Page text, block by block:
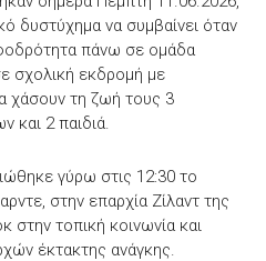
δυστύχημα να συμβαίνει όταν
πάνω σε ομάδα
σχολική εκδρομή με
χάσουν τη ζωή τους 3
και 2 παιδιά.
γύρω στις 12:30 το
στην επαρχία Ζίλαντ της
στην τοπική κοινωνία και
έκτακτης ανάγκης.